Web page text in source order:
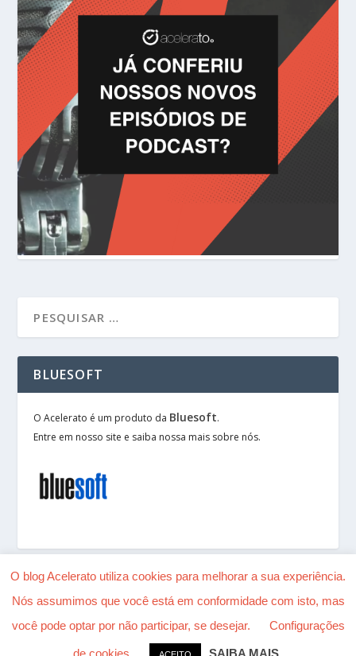
BLUESOFT
O Acelerato é um produto da Bluesoft.
Entre em nosso site e saiba nossa mais sobre nós.
Desenhado porElegant Themes| Alimentado por
O blog Acelerato utiliza cookies para melhorar a sua experiência.
Nós assumimos que você está em conformidade com isto, mas
você pode optar por não participar, se desejar.
Configurações
de cookies SAIBA MAIS